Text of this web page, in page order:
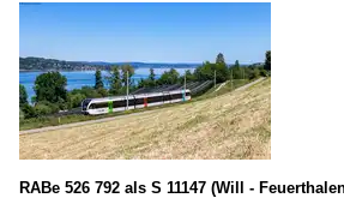
Stimmungsbilder
Triebzüge
0 502 RABe 502 · RABDe 502
7 526 RABe 526.6
RABe 526 792 als S 11147 (Will -